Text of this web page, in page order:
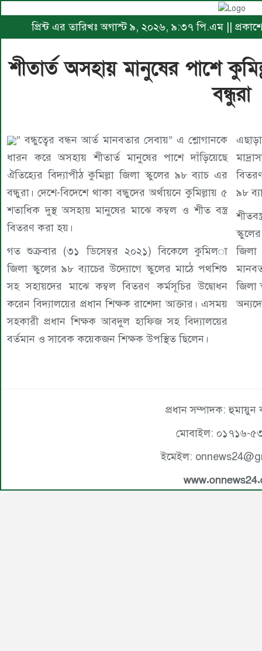
প্রিন্ট এর তারিখঃ অগাস্ট ৯, ২০২৬, ৯:৩৭ পি.এম ||
শীতার্ত অসহায় মানুষের পাশে
বন্ধুরা
“ বন্ধুত্বের বন্ধন আর্ত মানবতার সেবায়” এ শ্লোগানকে
ধারন করে অসহায় শীতার্ত মানুষের পাশে দাঁড়িয়েছে
ঐতিহ্যের বিদ্যাপীঠ কুমিল্লা জিলা স্কুলের ৯৮ ব্যাচ এর
বন্ধুরা। দেশে-বিদেশে থাকা বন্ধুদের অর্থায়নে কুমিল্লায় ৫
শতাধিক দুস্থ অসহায় মানুষের মাঝে কম্বল ও শীত বস্ত্র
বিতরণ করা হয়।
গত শুক্রবার (৩১ ডিসেম্বর ২০২১) বিকেলে কুমিল­া
জিলা স্কুলের ৯৮ ব্যাচের উদ্যোগে স্কুলের মাঠে পথশিশু
সহ সহায়দের মাঝে কম্বল বিতরণ কর্মসূচির উদ্বোধন
করেন বিদ্যালয়ের প্রধান শিক্ষক রাশেদা আক্তার। এসময়
সহকারী প্রধান শিক্ষক আবদুল হাফিজ সহ বিদ্যালয়ের
বর্তমান ও সাবেক কয়েকজন শিক্ষক উপস্থিত ছিলেন।
৯৮
জিলা স্কুল
প্রধান সম্পাদক: হুমায়ুন
মোবাইল: ০১৭১৬-
ইমেইল: